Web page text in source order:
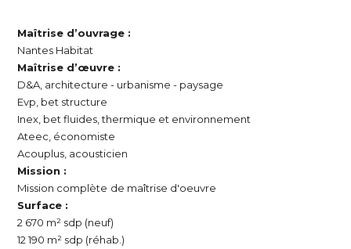
Maîtrise d’ouvrage :
Nantes Habitat
Maîtrise d’œuvre :
D&A, architecture - urbanisme - paysage
Evp, bet structure
Inex, bet fluides, thermique et environnement
Ateec, économiste
Acouplus, acousticien
Mission :
Mission complète de maîtrise d'oeuvre
Surface :
2 670 m² sdp (neuf)
12 190 m² sdp (réhab.)